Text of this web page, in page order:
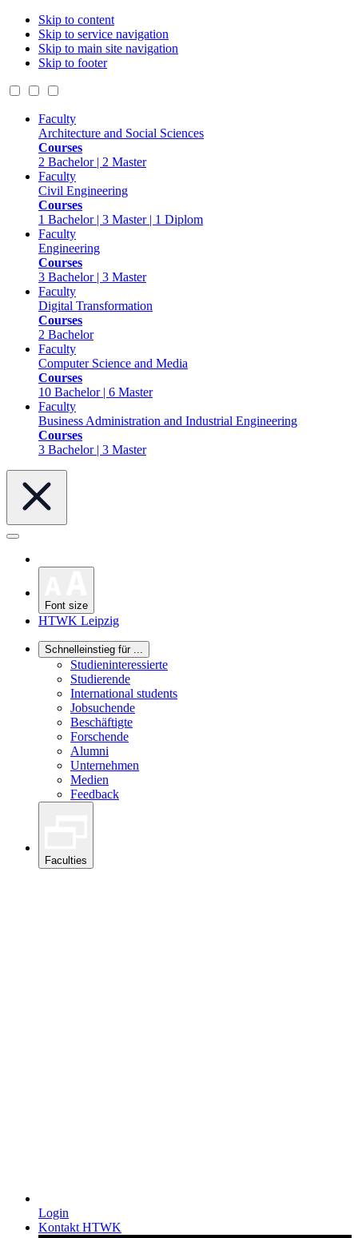
Skip to content
Skip to service navigation
Skip to main site navigation
Skip to footer
Faculty
Architecture and Social Sciences
Courses
2 Bachelor | 2 Master
Faculty
Civil Engineering
Courses
1 Bachelor | 3 Master | 1 Diplom
Faculty
Engineering
Courses
3 Bachelor | 3 Master
Faculty
Digital Transformation
Courses
2 Bachelor
Faculty
Computer Science and Media
Courses
10 Bachelor | 6 Master
Faculty
Business Administration and Industrial Engineering
Courses
3 Bachelor | 3 Master
Font size
HTWK Leipzig
Schnelleinstieg für ...
Studieninteressierte
Studierende
International students
Jobsuchende
Beschäftigte
Forschende
Alumni
Unternehmen
Medien
Feedback
Faculties
Login
Kontakt HTWK